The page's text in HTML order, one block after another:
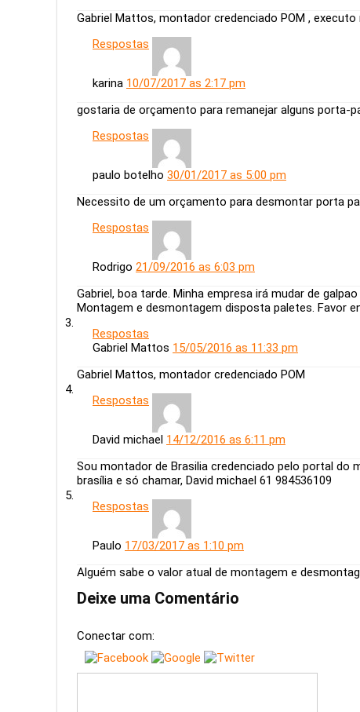
Gabriel Mattos, montador credenciado POM ,
Respostas
karina 10/07/2017 as 2:17 pm
gostaria de orçamento para remanejar alguns porta-
Respostas
paulo botelho 30/01/2017 as 5:00 pm
Necessito de um orçamento para desmontar porta
Respostas
Rodrigo 21/09/2016 as 6:03 pm
Gabriel, boa tarde. Minha empresa irá mudar de
Montagem e desmontagem disposta paletes. Favor
Respostas
Gabriel Mattos 15/05/2016 as 11:33 pm
Gabriel Mattos, montador credenciado POM
Respostas
David michael 14/12/2016 as 6:11 pm
Sou montador de Brasilia credenciado pelo portal do
brasília e só chamar, David michael 61 984536109
Respostas
Paulo 17/03/2017 as 1:10 pm
Alguém sabe o valor atual de montagem e
Deixe uma Comentário
Conectar com: